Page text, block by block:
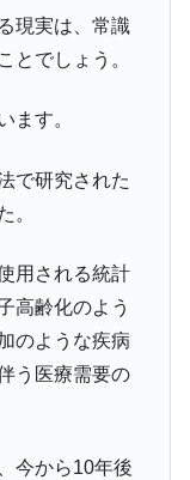
現実は、常識
とでしょう。
ます。
で研究された
。
用される統計
高齢化のよう
のような疾病
う医療需要の
今から10年後